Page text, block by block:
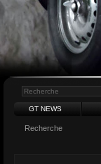
GT NEWS
Recherche